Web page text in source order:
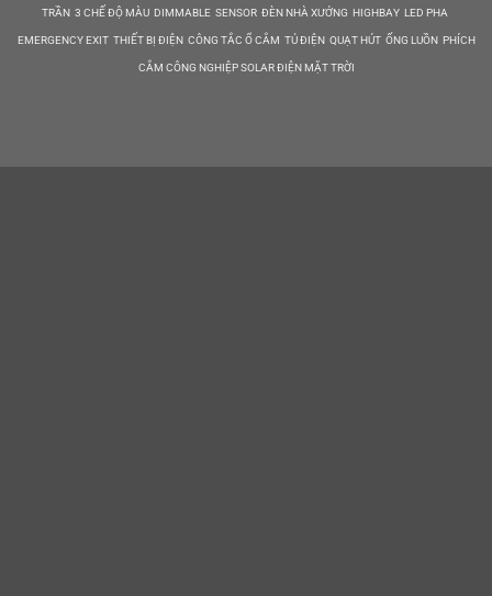
TRẦN 3 CHẾ ĐỘ MÀU DIMMABLE SENSOR ĐÈN NHÀ XƯỞNG HIGHBAY LED PHA
EMERGENCY EXIT THIẾT BỊ ĐIỆN CÔNG TẮC Ổ CẮM TỦ ĐIỆN QUẠT HÚT ỐNG LUỒN PHÍCH
CẮM CÔNG NGHIỆP SOLAR ĐIỆN MẶT TRỜI